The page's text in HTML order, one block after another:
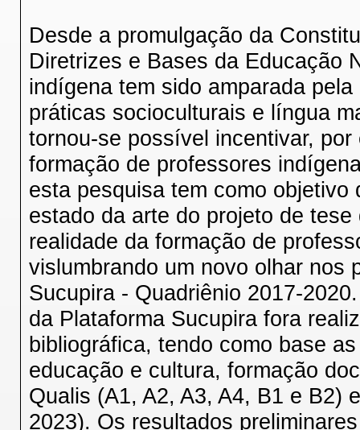
Desde a promulgação da
Diretrizes e Bases da Educação
indígena tem sido amparada
práticas socioculturais e língua
tornou-se possível incentivar,
formação de professores
esta pesquisa tem como
estado da arte do projeto de
realidade da formação de
vislumbrando um novo olhar nos
Sucupira - Quadriênio 2017-
da Plataforma Sucupira fora
bibliográfica, tendo como base
educação e cultura, formação
Qualis (A1, A2, A3, A4, B1 e B2)
2023). Os resultados